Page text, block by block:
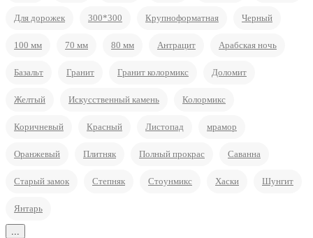
Для дорожек 300*300 Крупноформатная Черный
100 мм 70 мм 80 мм Антрацит Арабская ночь
Базальт Гранит Гранит колормикс Доломит
Желтый Искусственный камень Колормикс
Коричневый Красный Листопад мрамор
Оранжевый Плитняк Полный прокрас Саванна
Старый замок Степняк Стоунмикс Хаски Шунгит
Янтарь
...